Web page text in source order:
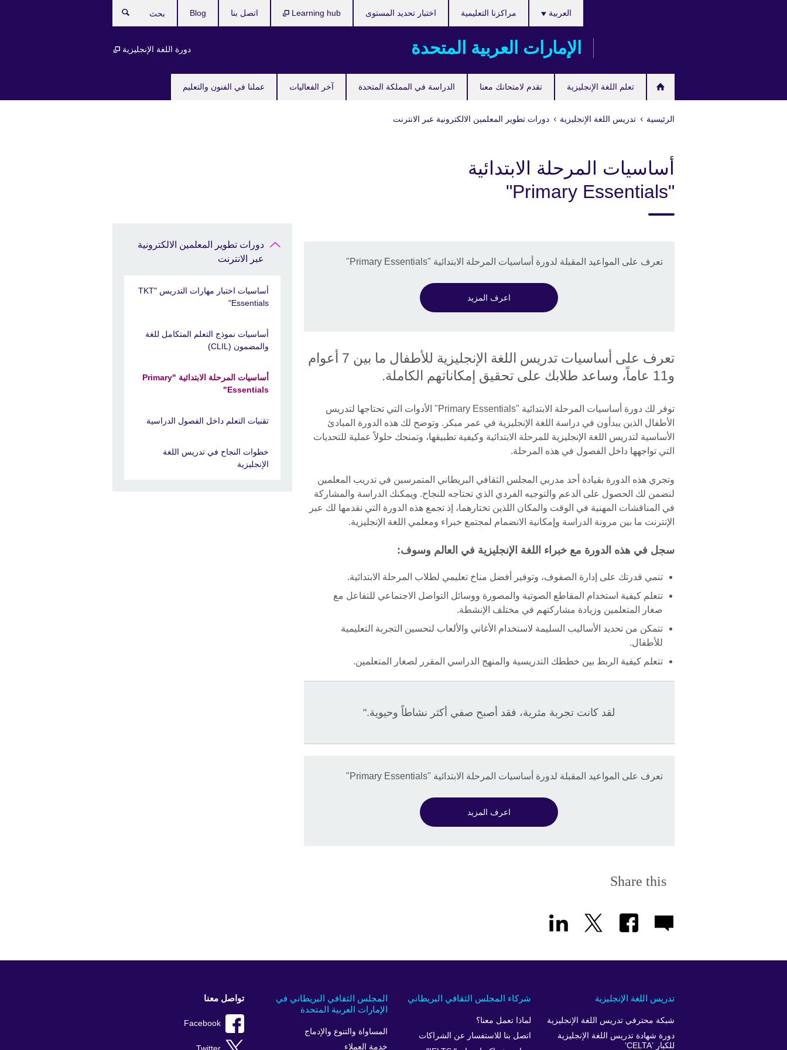
الإمارات العربية المتحدة
تعلم اللغة الإنجليزية تقدم لامتحانك معنا الدراسة في المملكة المتحدة آخر الفعاليات عملنا في الفنون والتعليم
العربية
دورة اللغة الإنجليزية
مراكزنا التعليمية اختبار تحديد المستوى Learning hub اتصل بنا Blog
الرئيسية تدريس اللغة الإنجليزية دورات تطوير المعلمين الالكترونية عبر الانترنت
أساسيات المرحلة الابتدائية
"Primary Essentials"
تعرف على المواعيد المقبلة لدورة أساسيات المرحلة الابتدائية "Primary Essentials"
اعرف المزيد
تعرف على أساسيات تدريس اللغة الإنجليزية للأطفال ما بين 7 أعوام
و11 عاماً، وساعد طلابك على تحقيق إمكاناتهم الكاملة.
توفر لك دورة أساسيات المرحلة الابتدائية "Primary Essentials" الأدوات التي تحتاجها لتدريس
الأطفال الذين يبدأون في دراسة اللغة الإنجليزية في عمر مبكر. وتوضح لك هذه الدورة المبادئ
الأساسية لتدريس اللغة الإنجليزية للمرحلة الابتدائية وكيفية تطبيقها، وتمنحك حلولاً عملية للتحديات
التي تواجهها داخل الفصول في هذه المرحلة.
وتجري هذه الدورة بقيادة أحد مدربي المجلس الثقافي البريطاني المتمرسين في تدريب المعلمين
لنضمن لك الحصول على الدعم والتوجيه الفردي الذي تحتاجه للنجاح. ويمكنك الدراسة والمشاركة
في المناقشات المهنية في الوقت والمكان اللذين تختارهما، إذ تجمع هذه الدورة التي نقدمها لك عبر
الإنترنت ما بين مرونة الدراسة وإمكانية الانضمام لمجتمع خبراء ومعلمي اللغة الإنجليزية.
سجل في هذه الدورة مع خبراء اللغة الإنجليزية في العالم وسوف:
تنمي قدرتك على إدارة الصفوف، وتوفير أفضل مناخ تعليمي لطلاب المرحلة الابتدائية.
تتعلم كيفية استخدام المقاطع الصوتية والمصورة ووسائل التواصل الاجتماعي للتفاعل مع
صغار المتعلمين وزيادة مشاركتهم في مختلف الإنشطة.
تتمكن من تحديد الأساليب السليمة لاستخدام الأغاني والألعاب لتحسين التجربة التعليمية
للأطفال.
تتعلم كيفية الربط بين خططك التدريسية والمنهج الدراسي المقرر لصغار المتعلمين.
لقد كانت تجربة مثرية، فقد أصبح صفي أكثر نشاطاً وحيوية."
تعرف على المواعيد المقبلة لدورة أساسيات المرحلة الابتدائية "Primary Essentials"
اعرف المزيد
Share this
دورات تطوير المعلمين الالكترونية
عبر الانترنت
أساسيات اختبار مهارات التدريس "TKT
Essentials"
أساسيات نموذج التعلم المتكامل للغة
والمضمون (CLIL)
أساسيات المرحلة الابتدائية "Primary
Essentials"
تقنيات التعلم داخل الفصول الدراسية
خطوات النجاح في تدريس اللغة
الإنجليزية
المجلس الثقافي البريطاني في
الإمارات العربية المتحدة
المساواة والتنوع والإدماج
خدمة العملاء
شركاء المجلس الثقافي البريطاني
لماذا تعمل معنا؟
اتصل بنا للاستفسار عن الشراكات
تدريس اللغة الإنجليزية
شبكة محترفي تدريس اللغة الإنجليزية
دورة شهادة تدريس اللغة الإنجليزية
للكبار ’CELTA‘
تواصل معنا
Facebook